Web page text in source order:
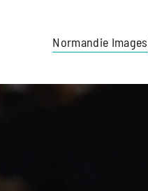
Normandie Images